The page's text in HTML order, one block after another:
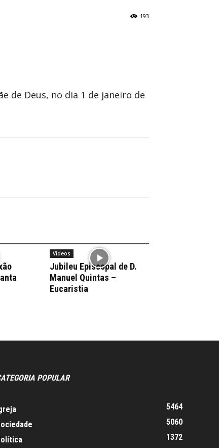
193
de Deus, no dia 1 de janeiro de
Videos
Jubileu Episcopal de D.
Manuel Quintas –
Eucaristia
POPULAR
5464
5060
1372